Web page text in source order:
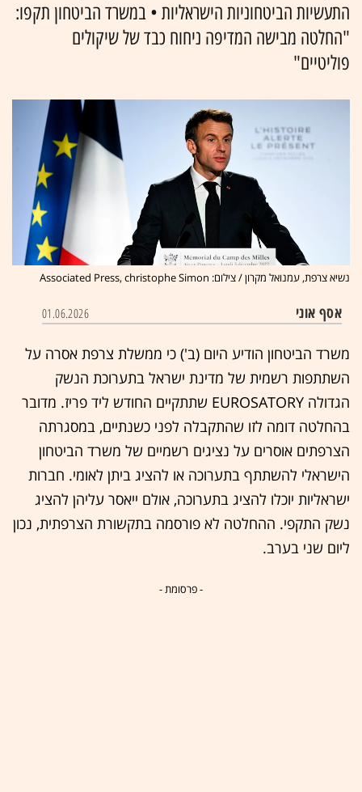
התעשיות הביטחוניות הישראליות • במשרד הביטחון תקפו:
"החלטה מבישה המדיפה ניחוח כבד של שיקולים
פוליטיים"
נשיא צרפת, עמנואל מקרון / צילום: Associated Press, christophe Simon
אסף אוני 01.06.2026
משרד הביטחון הודיע היום (ב') כי ממשלת צרפת אסרה על
השתתפות רשמית של מדינת ישראל בתערוכת הנשק
הגדולה EUROSATORY שתתקיים החודש ליד פריז. מדובר
בהחלטה דומה לזו שהתקבלה לפני כשנתיים, במסגרתה
הצרפתים אוסרים על נציגים רשמיים של משרד הביטחון
הישראלי להשתתף בתערוכה או להציג ביתן לאומי. חברות
ישראליות יוכלו להציג בתערוכה, אולם ייאסר עליהן להציג
נשק התקפי. ההחלטה לא פורסמה בתקשורת הצרפתית, נכון
ליום שני בערב.
- פרסומת -